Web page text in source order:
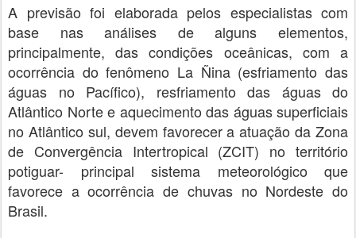
A previsão foi elaborada pelos especialistas com
base nas análises de alguns elementos,
principalmente, das condições oceânicas, com a
ocorrência do fenômeno La Ñina (esfriamento das
águas no Pacífico), resfriamento das águas do
Atlântico Norte e aquecimento das águas superficiais
no Atlântico sul, devem favorecer a atuação da Zona
de Convergência Intertropical (ZCIT) no território
potiguar- principal sistema meteorológico que
favorece a ocorrência de chuvas no Nordeste do
Brasil.